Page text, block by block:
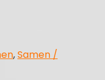
,Samen /